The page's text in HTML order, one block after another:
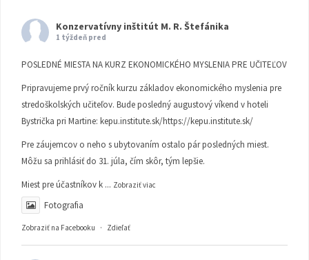
Konzervatívny inštitút M. R. Štefánika
1 týždeň pred
POSLEDNÉ MIESTA NA KURZ EKONOMICKÉHO MYSLENIA PRE UČITEĽOV
Pripravujeme prvý ročník kurzu základov ekonomického myslenia pre
stredoškolských učiteľov. Bude posledný augustový víkend v hoteli
Bystrička pri Martine: kepu.institute.sk/https://kepu.institute.sk/
Pre záujemcov o neho s ubytovaním ostalo pár posledných miest.
Môžu sa prihlásiť do 31. júla, čím skôr, tým lepšie.
Miest pre účastníkov k ... Zobraziť viac
Fotografia
Zobraziť na Facebooku · Zdieľať